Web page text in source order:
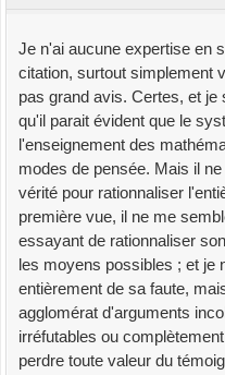
Je n'ai aucune expertise en
citation, surtout simplement
pas grand avis. Certes, et je
qu'il parait évident que le
l'enseignement des
modes de pensée. Mais il
vérité pour rationnaliser
première vue, il ne me
essayant de rationnaliser
les moyens possibles ; et je
entièrement de sa faute,
agglomérat d'arguments
irréfutables ou
perdre toute valeur du